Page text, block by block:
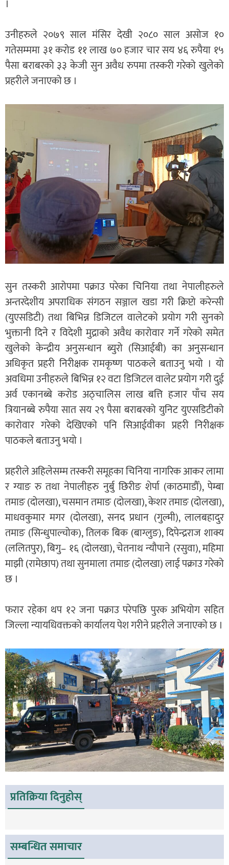
।
उनीहरुले २०७९ साल मंसिर देखी २०८० साल असोज १०
गतेसम्ममा ३१ करोड ११ लाख ७० हजार चार सय ४६ रुपैया १५
पैसा बराबरको ३३ केजी सुन अवैध रुपमा तस्करी गरेको खुलेको
प्रहरीले जनाएको छ ।
सुन तस्करी आरोपमा पक्राउ परेका चिनिया तथा नेपालीहरुले
अन्तरदेशीय अपराधिक संगठन सञ्जाल खडा गरी क्रिप्टो करेन्सी
(युएसडिटी) तथा बिभिन्न डिजिटल वालेटको प्रयोग गरी सुनको
भुक्तानी दिने र विदेशी मुद्राको अवैध कारोवार गर्ने गरेको समेत
खुलेको केन्द्रीय अनुसन्धान ब्युरो (सिआईबी) का अनुसन्धान
अधिकृत प्रहरी निरीक्षक रामकृष्ण पाठकले बताउनु भयो । यो
अवधिमा उनीहरुले बिभिन्न १२ वटा डिजिटल वालेट प्रयोग गरी दुई
अर्व एकानब्बे करोड अठ्चालिस लाख बत्ति हजार पाँच सय
त्रियानब्बे रुपैया सात सय २९ पैसा बराबरको युनिट युएसडिटीको
कारोवार गरेको देखिएको पनि सिआईवीका प्रहरी निरीक्षक
पाठकले बताउनु भयो ।
प्रहरीले अहिलेसम्म तस्करी समूहका चिनिया नागरिक आकर लामा
र ग्याङ रु तथा नेपालीहरु नुर्बु छिरीङ शेर्पा (काठमाडौँ), पेम्बा
तमाङ (दोलखा), चसमान तमाङ (दोलखा), केशर तमाङ (दोलखा),
माधवकुमार मगर (दोलखा), सनद प्रधान (गुल्मी), लालबहादुर
तमाङ (सिन्धुपाल्चोक), तिलक बिक (बाग्लुङ), दिपेन्द्रराज शाक्य
(ललितपुर), बिगु– १६ (दोलखा), चेतनाथ न्यौपाने (रसुवा), महिमा
माझी (रामेछाप) तथा सुनमाला तमाङ (दोलखा) लाई पक्राउ गरेको
छ ।
फरार रहेका थप १२ जना पक्राउ परेपछि पुरक अभियोग सहित
जिल्ला न्यायधिवक्तको कार्यालय पेश गरीने प्रहरीले जनाएको छ ।
प्रतिक्रिया दिनुहोस्
सम्बन्धित समाचार